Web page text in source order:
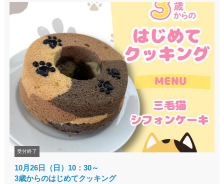
受付終了
10月26日（日）10：30～
3歳からのはじめてクッキング